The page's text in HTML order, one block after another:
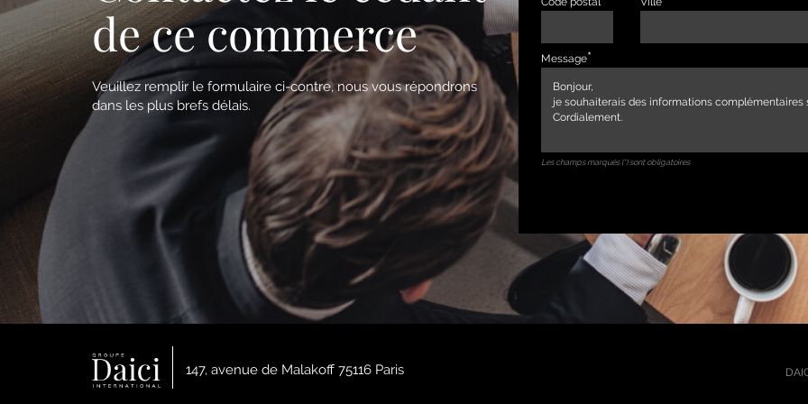
de ce commerce
Veuillez remplir le formulaire ci-contre, nous vous répondrons
dans les plus brefs délais.
Message
Les champs marqués (*) sont obligatoires
147, avenue de Malakoff 75116 Paris